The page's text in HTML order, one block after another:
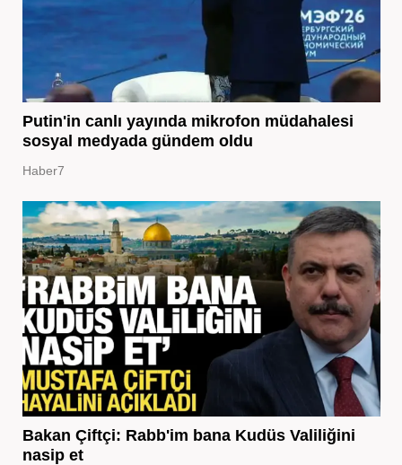
Putin'in canlı yayında mikrofon müdahalesi
sosyal medyada gündem oldu
Haber7
Bakan Çiftçi: Rabb'im bana Kudüs Valiliğini
nasip et